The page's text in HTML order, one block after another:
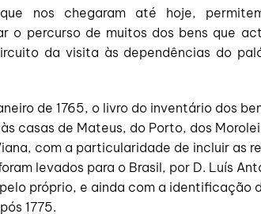
nos chegaram até hoje,
o percurso de muitos dos bens que
da visita às dependências do
de 1765, o livro do inventário dos
casas de Mateus, do Porto, dos
com a particularidade de incluir as
levados para o Brasil, por D. Luís
próprio, e ainda com a identificação
1775.